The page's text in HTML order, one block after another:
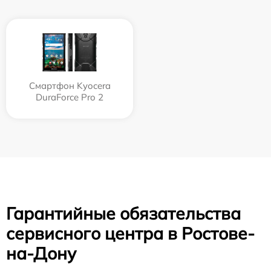
Смартфон Kyocera
DuraForce Pro 2
Гарантийные обязательства
сервисного центра в Ростове-
на-Дону